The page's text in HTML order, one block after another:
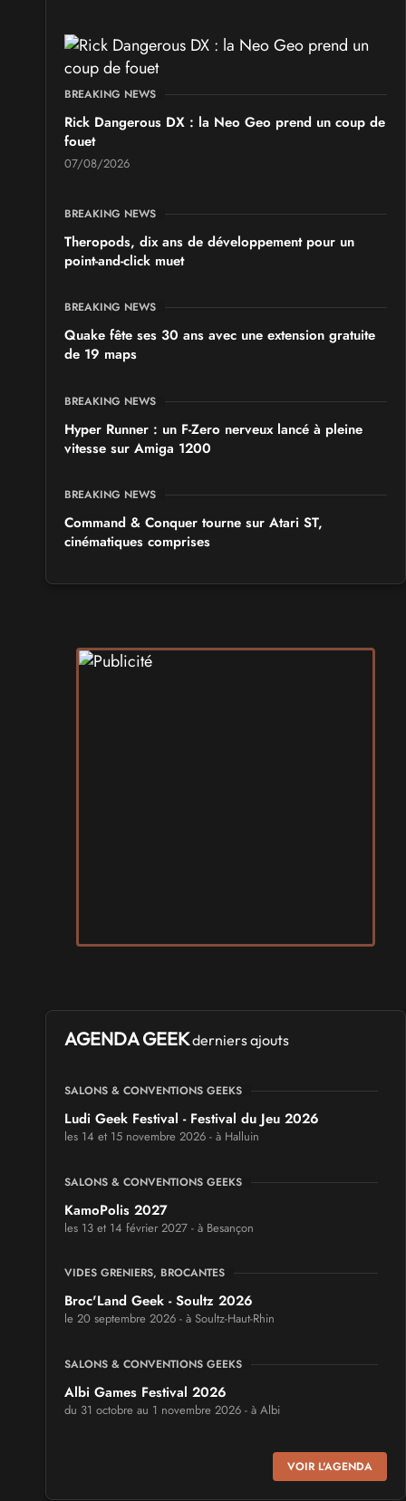
BREAKING NEWS
Rick Dangerous DX : la Neo Geo prend un coup de
fouet
07/08/2026
BREAKING NEWS
Theropods, dix ans de développement pour un
point-and-click muet
BREAKING NEWS
Quake fête ses 30 ans avec une extension gratuite
de 19 maps
BREAKING NEWS
Hyper Runner : un F-Zero nerveux lancé à pleine
vitesse sur Amiga 1200
BREAKING NEWS
Command & Conquer tourne sur Atari ST,
cinématiques comprises
AGENDA GEEKderniers ajouts
SALONS & CONVENTIONS GEEKS
Ludi Geek Festival - Festival du Jeu 2026
les 14 et 15 novembre 2026 - à Halluin
SALONS & CONVENTIONS GEEKS
KamoPolis 2027
les 13 et 14 février 2027 - à Besançon
VIDES GRENIERS, BROCANTES
Broc'Land Geek - Soultz 2026
le 20 septembre 2026 - à Soultz-Haut-Rhin
SALONS & CONVENTIONS GEEKS
Albi Games Festival 2026
du 31 octobre au 1 novembre 2026 - à Albi
Virtual Calais - salon du jeu vidéo et des loisirs
VOIR L'AGENDA